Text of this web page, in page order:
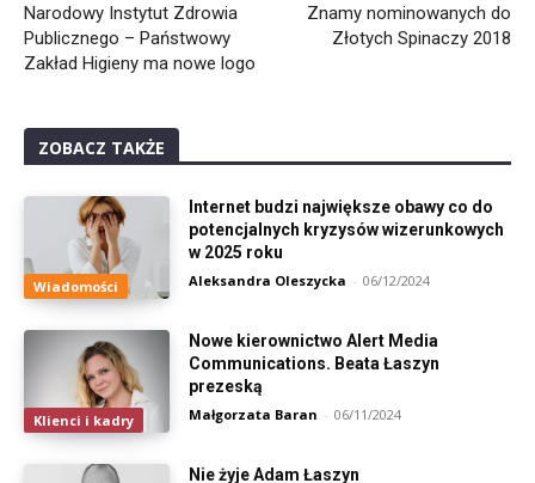
Narodowy Instytut Zdrowia
Publicznego – Państwowy
Zakład Higieny ma nowe logo
Znamy nominowanych do
Złotych Spinaczy 2018
ZOBACZ TAKŻE
Wiadomości
Internet budzi największe obawy co do
potencjalnych kryzysów wizerunkowych
w 2025 roku
Aleksandra Oleszycka - 06/12/2024
Klienci i kadry
Nowe kierownictwo Alert Media
Communications. Beata Łaszyn
prezeską
Małgorzata Baran - 06/11/2024
Nie żyje Adam Łaszyn